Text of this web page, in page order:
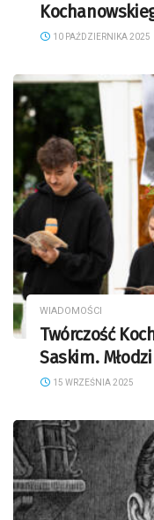
10 PAŹDZIERNIKA 2025
WIADOMOŚCI
Twórczość
Saskim.
15 WRZEŚNIA 2025